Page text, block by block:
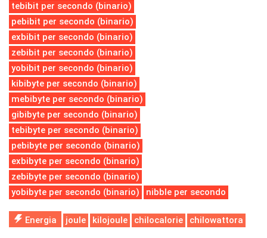
tebibit per secondo (binario)
pebibit per secondo (binario)
exbibit per secondo (binario)
zebibit per secondo (binario)
yobibit per secondo (binario)
kibibyte per secondo (binario)
mebibyte per secondo (binario)
gibibyte per secondo (binario)
tebibyte per secondo (binario)
pebibyte per secondo (binario)
exbibyte per secondo (binario)
zebibyte per secondo (binario)
yobibyte per secondo (binario)
nibble per secondo
Energia joule kilojoule chilocalorie chilowattora